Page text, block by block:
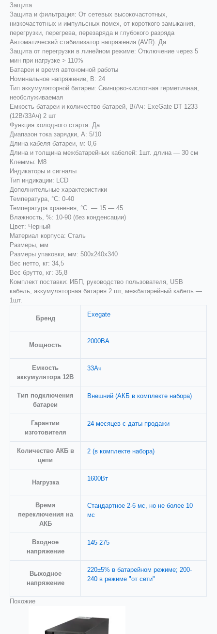
Защита
Защита и фильтрация: От сетевых высокочастотных,
низкочастотных и импульсных помех, от короткого замыкания,
перегрузки, перегрева, перезаряда и глубокого разряда
Автоматический стабилизатор напряжения (AVR): Да
Защита от перегрузки в линейном режиме: Отключение через 5
мин при нагрузке > 110%
Батареи и время автономной работы
Номинальное напряжение, В: 24
Тип аккумуляторной батареи: Свинцово-кислотная герметичная,
необслуживаемая
Емкость батареи и количество батарей, В/Ач: ExeGate DT 1233
(12В/33Ач) 2 шт
Функция холодного старта: Да
Диапазон тока зарядки, А: 5/10
Длина кабеля батареи, м: 0,6
Длина и толщина межбатарейных кабелей: 1шт. длина — 30 см
Клеммы: M8
Индикаторы и сигналы
Тип индикации: LCD
Дополнительные характеристики
Температура, °С: 0-40
Температура хранения, °С: — 15 — 45
Влажность, %: 10-90 (без конденсации)
Цвет: Черный
Материал корпуса: Сталь
Размеры, мм
Размеры упаковки, мм: 500x240x340
Вес нетто, кг: 34,5
Вес брутто, кг: 35,8
Комплект поставки: ИБП, руководство пользователя, USB
кабель, аккумуляторная батарея 2 шт, межбатарейный кабель —
1шт.
Бренд
Exegate
Мощность
2000ВА
Емкость
аккумулятора 12В
33Ач
Тип подключения
батареи
Внешний (АКБ в комплекте набора)
Гарантии
изготовителя
24 месяцев с даты продажи
Количество АКБ в
цепи
2 (в комплекте набора)
Нагрузка
1600Вт
Время
переключения на
АКБ
Стандартное 2-6 мс, но не более 10
мс
Входное
напряжениe
145-275
Выходное
напряжение
220±5% в батарейном режиме; 200-
240 в режиме "от сети"
Похожие